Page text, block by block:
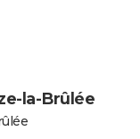
la-Brûlée